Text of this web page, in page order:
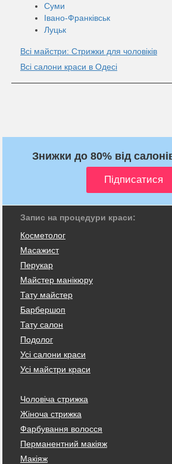
Суми
Івано-Франківськ
Луцьк
Всі майстри: Стрижки для чоловіків
Всі салони краси в Одесі
Знижки до 80% від
Запис на процедури краси:
Косметолог
Масажист
Перукар
Майстер манікюру
Тату майстер
Барбершоп
Тату салон
Подолог
Усі салони краси
Усі майстри краси
Чоловіча стрижка
Жіноча стрижка
Фарбування волосся
Перманентний макіяж
Макіяж